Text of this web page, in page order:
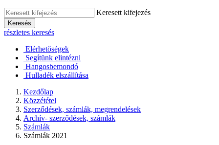
Keresett kifejezés
Keresés
részletes keresés
Elérhetőségek
Segítünk elintézni
Hangosbemondó
Hulladék elszállítása
Kezdőlap
Közzététel
Szerződések, számlák, megrendelések
Archív- szerződések, számlák
Számlák
Számlák 2021